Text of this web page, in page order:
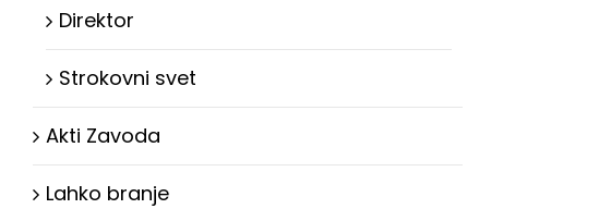
Direktor
Strokovni svet
Akti Zavoda
Lahko branje